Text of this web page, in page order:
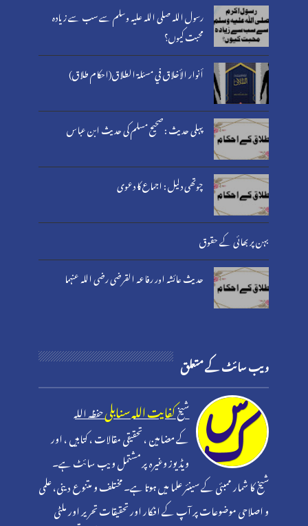
رسول اللہ صلی اللہ علیہ وسلم سے سب سے زیادہ
محبت کیوں؟
أنوار الأخلاق في مسئلة الطلاق(احکام طلاق)
پہلی حدیث : صحیح مسلم کی حدیث ابن عباس
چوتھی دلیل : اجماع کا دعوی
بہن پر بھائی کے حقوق
حدیث عائشہ اور رفاعہ القرضی رضی اللہ عنہما
ویب سائٹ کے متعلق
شیخکفایت اللہ سنابلیحفظہ اللہ
کے مضامین ، تحقیقی مقالات ، کتابیں ، اور
ویڈیوز وغیرہ پر مشتمل ویب سائٹ ہے۔
شیخ کا شمار ممبئی کے سینئر علما میں ہوتا ہے۔ مختلف و متنوع دینی، علمی
و اصلاحی موضوعات پر آپ کے افکار اور تحقیقات تحریر اور ملٹی